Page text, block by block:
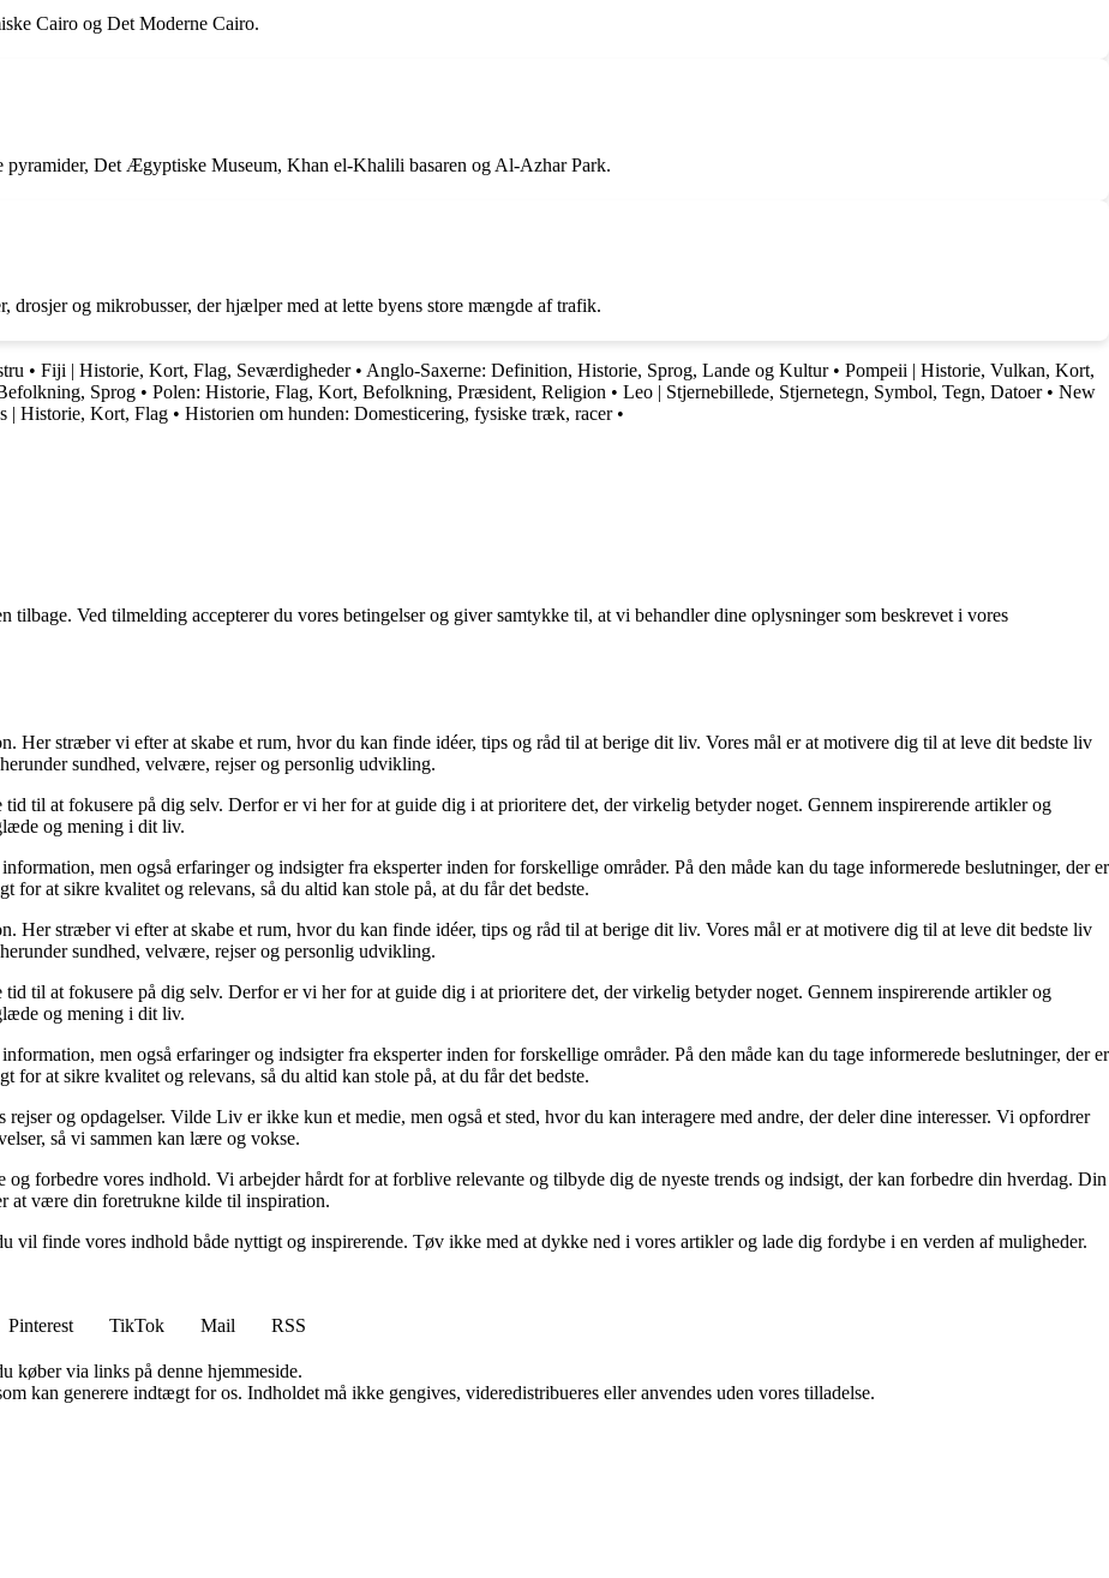
Cairo og Det Moderne Cairo.
pyramider, Det Ægyptiske Museum, Khan el-Khalili basaren og Al-Azhar Park.
drosjer og mikrobusser, der hjælper med at lette byens store mængde af trafik.
• Fiji | Historie, Kort, Flag, Seværdigheder• Anglo-Saxerne: Definition, Historie, Sprog, Lande og Kultur• Pompeii | Historie, Vulkan, Kort,
Sprog • Polen: Historie, Flag, Kort, Befolkning, Præsident, Religion • Leo | Stjernebillede, Stjernetegn, Symbol, Tegn, Datoer• New
| Historie, Kort, Flag • Historien om hunden: Domesticering, fysiske træk, racer•
Ved tilmelding accepterer du vores betingelser og giver samtykke til, at vi behandler dine oplysninger som beskrevet i vores
stræber vi efter at skabe et rum, hvor du kan finde idéer, tips og råd til at berige dit liv. Vores mål er at motivere dig til at leve dit bedste liv
sundhed, velvære, rejser og personlig udvikling.
til at fokusere på dig selv. Derfor er vi her for at guide dig i at prioritere det, der virkelig betyder noget. Gennem inspirerende artikler og
og mening i dit liv.
men også erfaringer og indsigter fra eksperter inden for forskellige områder. På den måde kan du tage informerede beslutninger, der er
at sikre kvalitet og relevans, så du altid kan stole på, at du får det bedste.
stræber vi efter at skabe et rum, hvor du kan finde idéer, tips og råd til at berige dit liv. Vores mål er at motivere dig til at leve dit bedste liv
sundhed, velvære, rejser og personlig udvikling.
til at fokusere på dig selv. Derfor er vi her for at guide dig i at prioritere det, der virkelig betyder noget. Gennem inspirerende artikler og
og mening i dit liv.
men også erfaringer og indsigter fra eksperter inden for forskellige områder. På den måde kan du tage informerede beslutninger, der er
at sikre kvalitet og relevans, så du altid kan stole på, at du får det bedste.
og opdagelser. Vilde Liv er ikke kun et medie, men også et sted, hvor du kan interagere med andre, der deler dine interesser. Vi opfordrer
så vi sammen kan lære og vokse.
forbedre vores indhold. Vi arbejder hårdt for at forblive relevante og tilbyde dig de nyeste trends og indsigt, der kan forbedre din hverdag. Din
at være din foretrukne kilde til inspiration.
vil finde vores indhold både nyttigt og inspirerende. Tøv ikke med at dykke ned i vores artikler og lade dig fordybe i en verden af muligheder.
Pinterest TikTok Mail
RSS
køber via links på denne hjemmeside.
kan generere indtægt for os. Indholdet må ikke gengives, videredistribueres eller anvendes uden vores tilladelse.